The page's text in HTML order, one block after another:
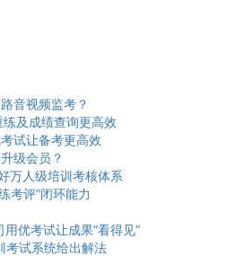
音视频监考？
及成绩查询更高效
试让备考更高效
级会员？
万人级培训考核体系
考评”闭环能力
优考试让成果“看得见”
考试系统给出解法